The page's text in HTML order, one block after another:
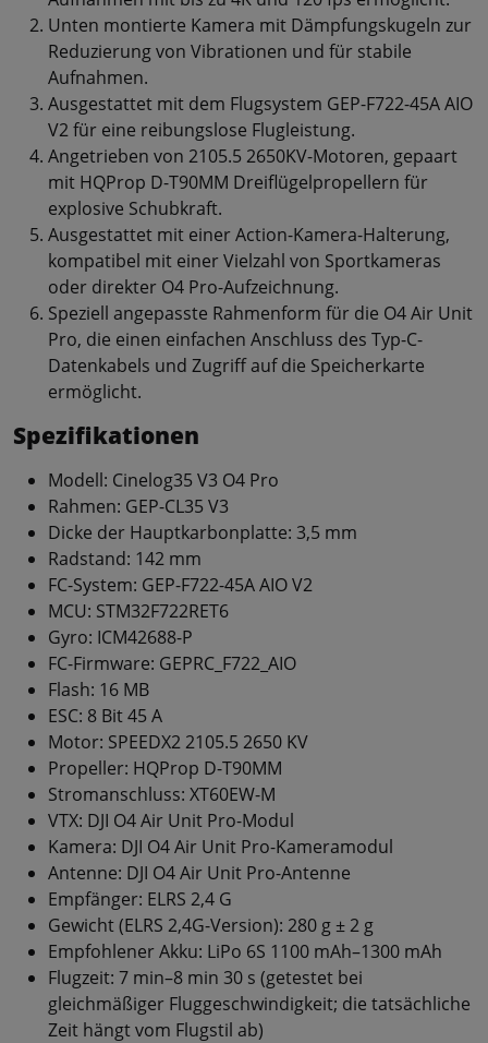
Unten montierte Kamera mit Dämpfungskugeln zur
Reduzierung von Vibrationen und für stabile
Aufnahmen.
Ausgestattet mit dem Flugsystem GEP-F722-45A AIO
V2 für eine reibungslose Flugleistung.
Angetrieben von 2105.5 2650KV-Motoren, gepaart
mit HQProp D-T90MM Dreiflügelpropellern für
explosive Schubkraft.
Ausgestattet mit einer Action-Kamera-Halterung,
kompatibel mit einer Vielzahl von Sportkameras
oder direkter O4 Pro-Aufzeichnung.
Speziell angepasste Rahmenform für die O4 Air Unit
Pro, die einen einfachen Anschluss des Typ-C-
Datenkabels und Zugriff auf die Speicherkarte
ermöglicht.
Spezifikationen
Modell: Cinelog35 V3 O4 Pro
Rahmen: GEP-CL35 V3
Dicke der Hauptkarbonplatte: 3,5 mm
Radstand: 142 mm
FC-System: GEP-F722-45A AIO V2
MCU: STM32F722RET6
Gyro: ICM42688-P
FC-Firmware: GEPRC_F722_AIO
Flash: 16 MB
ESC: 8 Bit 45 A
Motor: SPEEDX2 2105.5 2650 KV
Propeller: HQProp D-T90MM
Stromanschluss: XT60EW-M
VTX: DJI O4 Air Unit Pro-Modul
Kamera: DJI O4 Air Unit Pro-Kameramodul
Antenne: DJI O4 Air Unit Pro-Antenne
Empfänger: ELRS 2,4 G
Gewicht (ELRS 2,4G-Version): 280 g ± 2 g
Empfohlener Akku: LiPo 6S 1100 mAh–1300 mAh
Flugzeit: 7 min–8 min 30 s (getestet bei
gleichmäßiger Fluggeschwindigkeit; die tatsächliche
Zeit hängt vom Flugstil ab)